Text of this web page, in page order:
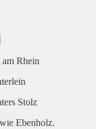
Rhein
Stolz
Ebenholz.